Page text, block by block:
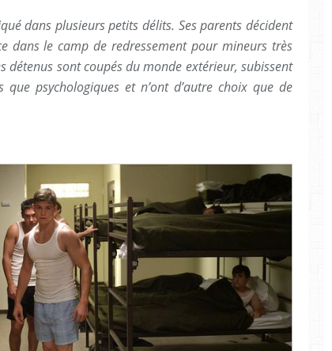
dans plusieurs petits délits. Ses parents décident
dans le camp de redressement pour mineurs très
détenus sont coupés du monde extérieur, subissent
que psychologiques et n’ont d’autre choix que de